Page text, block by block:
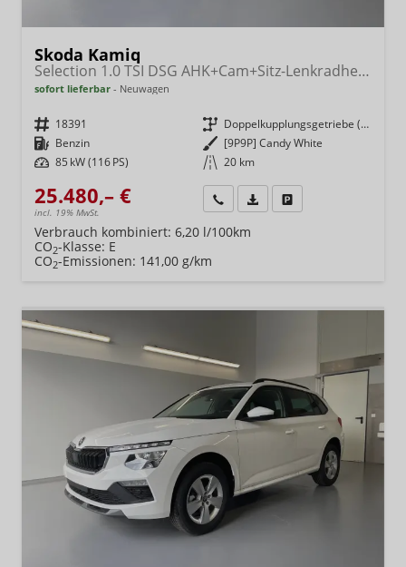
Skoda Kamiq
Selection 1.0 TSI DSG AHK+Cam+Sitz-Lenkradheiz+Sunset+Kessy+AppConnect+Alu16
sofort lieferbar Neuwagen
Fahrzeugnr. 18391 Getriebe
Doppelkupplungsgetriebe (DSG)
Kraftstoff Benzin Außenfarbe [9P9P] Candy White
Leistung 85 kW (116 PS) Kilometerstand 20 km
25.480,– €
incl. 19% MwSt.
Wir rufen Sie anFahrzeugexposé (PDF)
Verbrauch kombiniert: 6,20 l/100km
CO2-Klasse: E
CO2-Emissionen: 141,00 g/km